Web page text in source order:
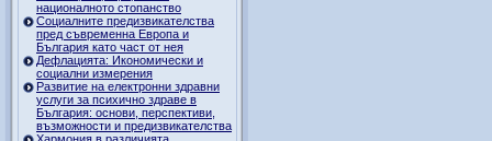
националното стопанство
Социалните предизвикателства
пред съвременна Европа и
България като част от нея
Дефлацията: Икономически и
социални измерения
Развитие на електронни здравни
услуги за психично здраве в
България: основи, перспективи,
възможности и предизвикателства
Хармония в различията